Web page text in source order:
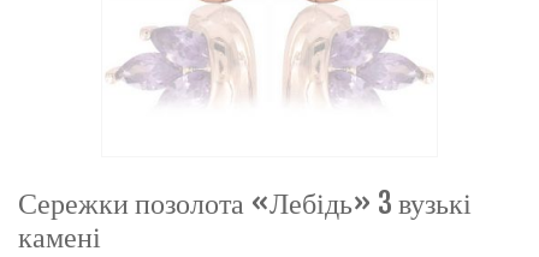
Сережки позолота «Лебідь» 3 вузькі
камені